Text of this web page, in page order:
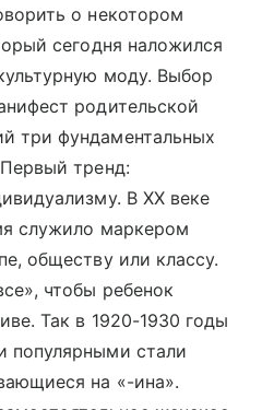
о некотором
сегодня наложился
моду. Выбор
родительской
три фундаментальных
тренд:
В XX веке
служило маркером
обществу или классу.
чтобы ребенок
Так в 1920-1930 годы
популярными стали
на «-ина».